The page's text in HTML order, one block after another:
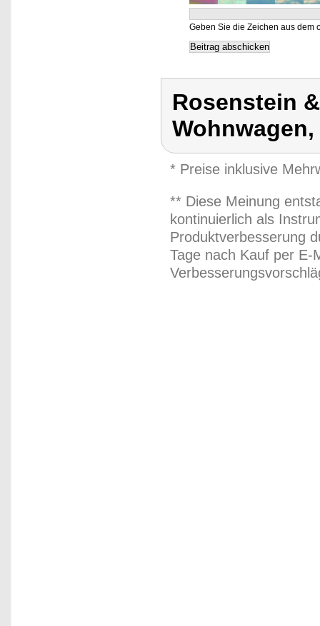
Geben Sie die Zeichen aus dem
Rosenstein
* Preise inklusive
** Diese Meinung
kontinuierlich als
Produktverbesserung
Tage nach Kauf per E-